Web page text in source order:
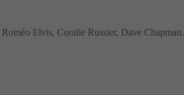
Elvis, Coralie Russier, Dave Chapman.